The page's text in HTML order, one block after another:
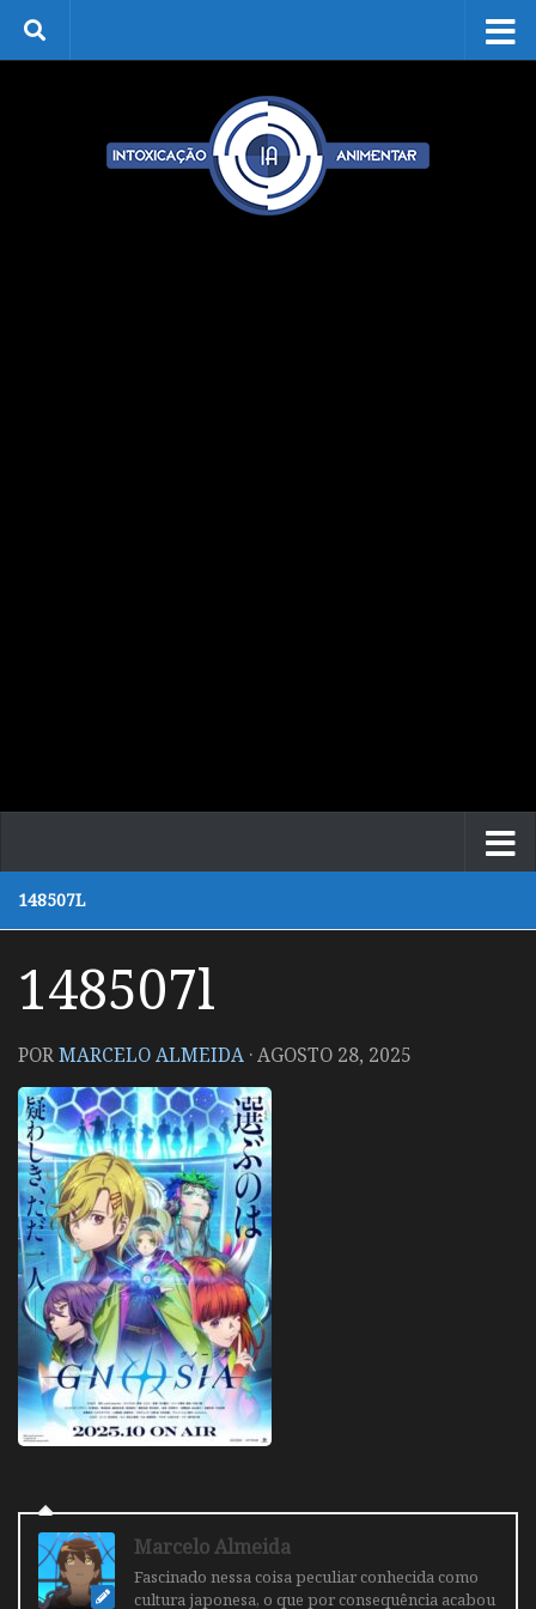
Skip to content
148507L
148507l
PORMARCELO ALMEIDA ·AGOSTO 28, 2025
Marcelo Almeida
Fascinado nessa coisa peculiar conhecida como
cultura japonesa, o que por consequência acabou